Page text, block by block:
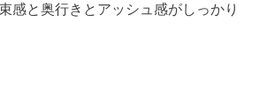
感と奥行きとアッシュ感がしっかり